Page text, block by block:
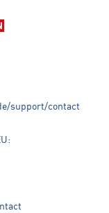
support/contact